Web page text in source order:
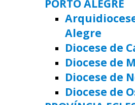
PORTO ALEGRE
Alegre
Diocese de
Diocese de
Diocese de
Diocese de